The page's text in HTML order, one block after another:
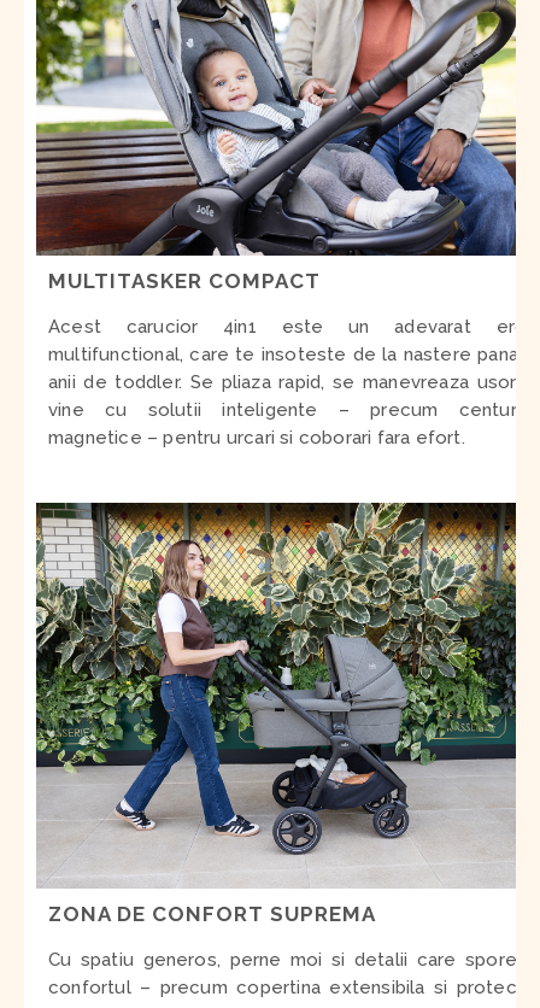
MULTITASKER COMPACT
Acest carucior 4in1 este un adevarat erou
multifunctional, care te insoteste de la nastere pana in
anii de toddler. Se pliaza rapid, se manevreaza usor si
vine cu solutii inteligente – precum centurile
magnetice – pentru urcari si coborari fara efort.
ZONA DE CONFORT SUPREMA
Cu spatiu generos, perne moi si detalii care sporesc
confortul – precum copertina extensibila si protectia